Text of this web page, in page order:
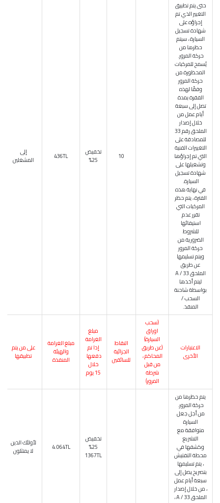
حتى يتم تطبيق
التغيير الذي تم
إجراؤه على
شهادة تسجيل
السيارة ، سيتم
حظرها من
حركة المرور.
يُسمح للمركبات
المحظورة من
حركة المرور
وفقًا لهذه
الفقرة بمدة
تصل إلى سبعة
أيام عمل من
خلال إصدار
الملحق رقم 33
للمصادقة على
التغييرات الفنية
التي تم إجراؤها
وتشغيلها على
شهادة تسجيل
السيارة.
في نهاية هذه
الفترة ، يتم حظر
المركبات التي
تقرر عدم
استيفائها
للشروط
الضرورية من
حركة المرور
ويتم تسليمها
عن طريق
الملحق 33 / A
ليتم أخذها
بواسطة شاحنة
السحب /
المنقذ.
10
تخفيض
25%
436TL
إلى
المشغلين
الاعتبارات
الأخرى
(سحب
اوراق
السيارة)
(عن طريق
المحاكم ،
من قبل
شرطة
المرور)
النقاط
الجزائية
للسائقين
مبلغ
الغرامة
إذا تم
دفعها
خلال
15 يوم
مبلغ الغرامة
والهيئة
المنفذة
على من يتم
تطبيقها
يتم حظرها من
حركة المرور.
من أجل جعل
السيارة
متوافقة مع
التشريع
وكشفها في
محطة التفتيش
، يتم تسليمها
بتصريح يصل إلى
سبعة أيام عمل
، من خلال إصدار
الملحق 33 / A ،
تخفيض
25%
1367TL
4.064TL
لأولئك الذين
لا يمتثلون